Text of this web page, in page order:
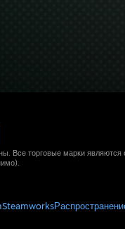
Все торговые марки
Steamworks